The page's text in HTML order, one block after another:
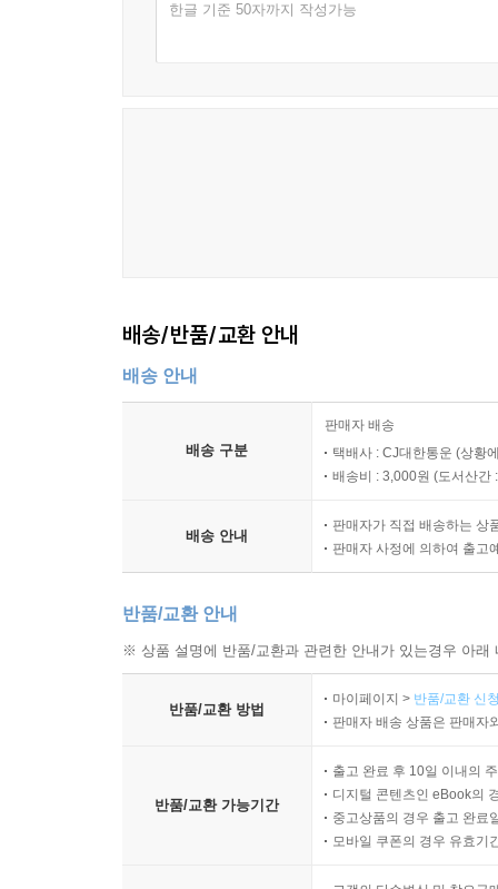
한글 기준 50자까지 작성가능
배송/반품/교환 안내
배송 안내
배송 구분
판매자 배송
택배사 : CJ대한통운 (상황
배송비 : 3,000원 (도서산간
배송 안내
판매자가 직접 배송하는 상
판매자 사정에 의하여 출고
반품/교환 안내
※ 상품 설명에 반품/교환과 관련한 안내가 있는경우 아
반품/교환 방법
마이페이지 > 반품/교환 신
판매자 배송 상품은 판매자
반품/교환 가능기간
출고 완료 후 10일 이내의
디지털 콘텐츠인 eBook의
중고상품의 경우 출고 완료
모바일 쿠폰의 경우 유효기